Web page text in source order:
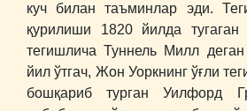
куч билан таъминлар эди.
қурилиши 1820 йилда
тегишлича Туннель Милл
йил ўтгач, Жон Уоркнинг ўғли
бошқариб турган Уилфорд